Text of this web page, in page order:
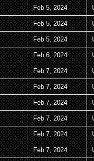
Feb 5, 2024
Feb 5, 2024
Feb 5, 2024
Feb 6, 2024
Feb 7, 2024
Feb 7, 2024
Feb 7, 2024
Feb 7, 2024
Feb 7, 2024
Feb 7, 2024